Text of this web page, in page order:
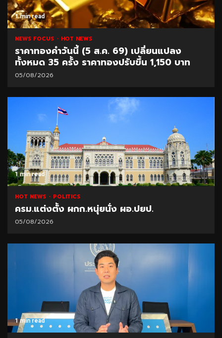
1 min read
NEWS FOCUS HOT NEWS
ราคาทองคำวันนี้ (5 ส.ค. 69) เปลี่ยนแปลง
ทั้งหมด 35 ครั้ง ราคาทองปรับขึ้น 1,150 บาท
05/08/2026
1 min read
HOT NEWS POLITICS
ครม.แต่งตั้ง ผกก.หนุ่ยนั่ง ผอ.ปยป.
05/08/2026
1 min read